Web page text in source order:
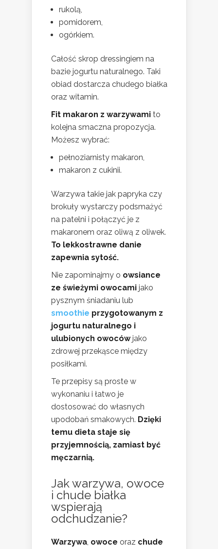
rukolą,
pomidorem,
ogórkiem.
Całość skrop dressingiem na
bazie jogurtu naturalnego. Taki
obiad dostarcza chudego białka
oraz witamin.
Fit makaron z warzywami to
kolejna smaczna propozycja.
Możesz wybrać:
pełnoziarnisty makaron,
makaron z cukinii.
Warzywa takie jak papryka czy
brokuły wystarczy podsmażyć
na patelni i połączyć je z
makaronem oraz oliwą z oliwek.
To lekkostrawne danie
zapewnia sytość.
Nie zapominajmy o owsiance
ze świeżymi owocami jako
pysznym śniadaniu lub
smoothie przygotowanym z
jogurtu naturalnego i
ulubionych owocówjako
zdrowej przekąsce między
posiłkami.
Te przepisy są proste w
wykonaniu i łatwo je
dostosować do własnych
upodobań smakowych. Dzięki
temu dieta staje się
przyjemnością, zamiast być
męczarnią.
Jak warzywa, owoce
i chude białka
wspierają
odchudzanie?
Warzywa, owoce oraz chude